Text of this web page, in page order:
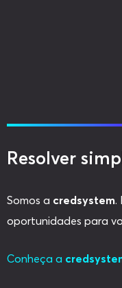
Resolver
Somos a credsystem.
oportunidades para
Conheça a